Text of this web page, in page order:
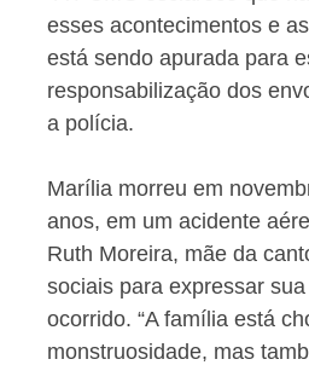
esses acontecimentos e
está sendo apurada para
responsabilização dos
a polícia.
Marília morreu em
anos, em um acidente
Ruth Moreira, mãe da
sociais para expressar
ocorrido. “A família está
monstruosidade, mas